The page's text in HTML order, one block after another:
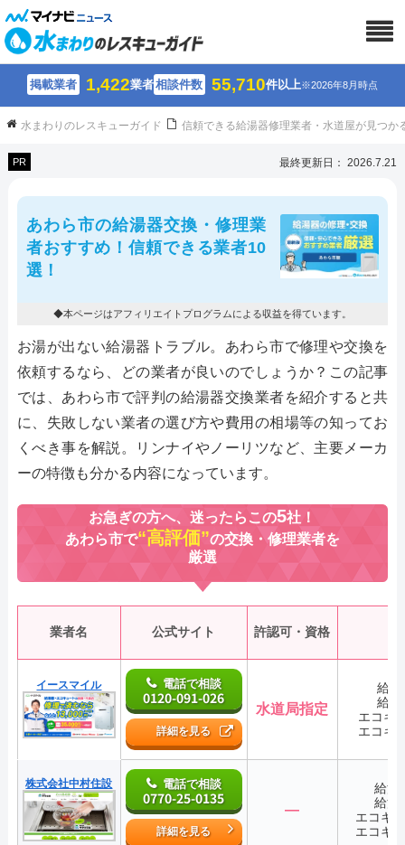
掲載業者 1,422業者相談件数 55,710件以上※2026年8月時点
水まわりのレスキューガイド 信頼できる給湯器修理業者・水道屋が見つか
PR 最終更新日： 2026.7.21
あわら市の給湯器交換・修理業
者おすすめ！信頼できる業者10
選！
◆本ページはアフィリエイトプログラムによる収益を得ています。
お湯が出ない給湯器トラブル。あわら市で修理や交換を
依頼するなら、どの業者が良いのでしょうか？この記事
では、あわら市で評判の給湯器交換業者を紹介すると共
に、失敗しない業者の選び方や費用の相場等の知ってお
くべき事を解説。リンナイやノーリツなど、主要メーカ
ーの特徴も分かる内容になっています。
お急ぎの方へ、迷ったらこの5社！
あわら市で“高評価”の交換・修理業者を
厳選
業者名 公式サイト 許認可・資格
イースマイル 電話で相談
0120-091-026
詳細を見る
水道局指定
給
給
エコキ
エコキ
株式会社中村住設 電話で相談
0770-25-0135
詳細を見る
―
給湯
給湯
エコキ
エコキ